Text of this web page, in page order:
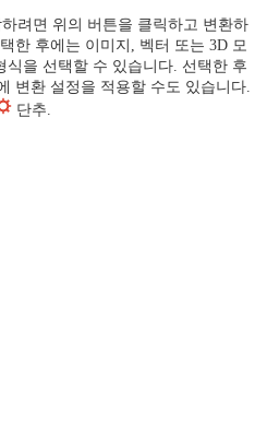
려면 위의 버튼을 클릭하고 변환하
한 후에는 이미지, 벡터 또는 3D 모
식을 선택할 수 있습니다. 선택한 후
변환 설정을 적용할 수도 있습니다.
단추.